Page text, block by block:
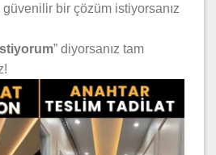
bir çözüm istiyorsanız
” diyorsanız tam